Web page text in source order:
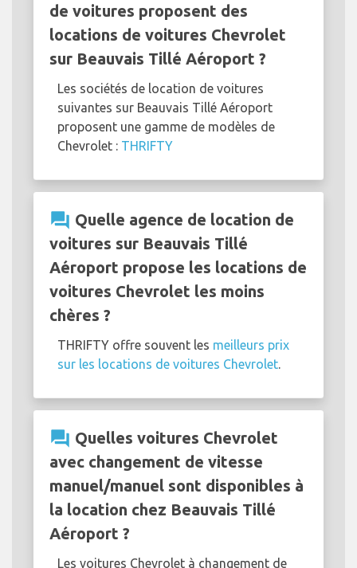
de voitures proposent des
locations de voitures Chevrolet
sur Beauvais Tillé Aéroport ?
Les sociétés de location de voitures
suivantes sur Beauvais Tillé Aéroport
proposent une gamme de modèles de
Chevrolet : THRIFTY
question_answer Quelle agence de location de
voitures sur Beauvais Tillé
Aéroport propose les locations de
voitures Chevrolet les moins
chères ?
THRIFTY offre souvent les meilleurs prix
sur les locations de voitures Chevrolet
question_answer Quelles voitures Chevrolet
avec changement de vitesse
manuel/manuel sont disponibles à
la location chez Beauvais Tillé
Aéroport ?
Les voitures Chevrolet à changement de